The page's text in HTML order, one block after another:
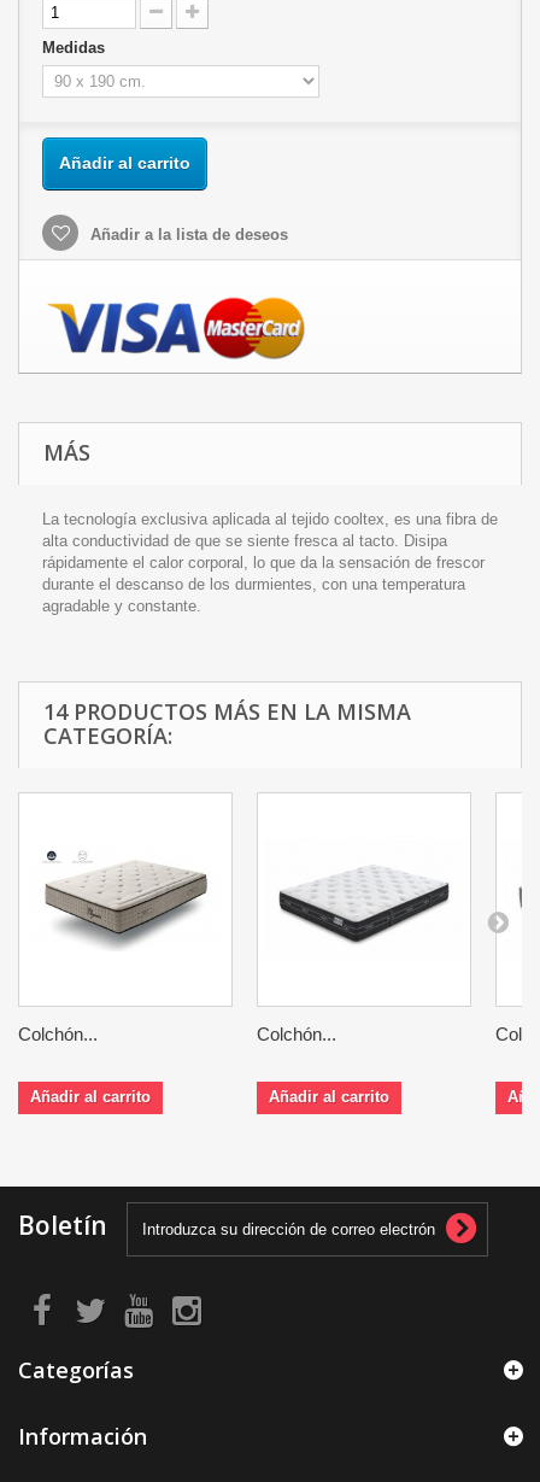
Medidas
Añadir al carrito
Añadir a la lista de deseos
MÁS
La tecnología exclusiva aplicada al tejido cooltex, es una fibra de
alta conductividad de que se siente fresca al tacto. Disipa
rápidamente el calor corporal, lo que da la sensación de frescor
durante el descanso de los durmientes, con una temperatura
agradable y constante.
14 PRODUCTOS MÁS EN LA MISMA
CATEGORÍA:
Colchón...
Añadir al carrito
Colchón...
Añadir al carrito
Boletín
Categorías
Información